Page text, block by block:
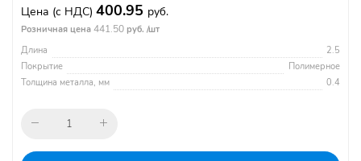
Цена (с НДС) 400.95 руб.
Розничная цена 441.50 руб. /шт
Длина
2.5
Покрытие
Полимерное
Толщина металла, мм
0.4